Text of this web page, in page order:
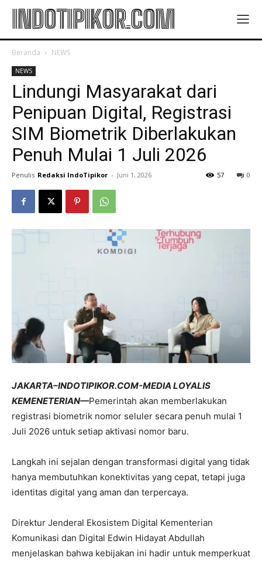
INDOTIPIKOR.COM
Beranda NEWS
NEWS
Lindungi Masyarakat dari
Penipuan Digital, Registrasi
SIM Biometrik Diberlakukan
Penuh Mulai 1 Juli 2026
Penulis Redaksi IndoTipikor - Juni 1, 2026 0
57
JAKARTA–INDOTIPIKOR.COM-MEDIA LOYALIS
KEMENETERIAN—Pemerintah akan memberlakukan
registrasi biometrik nomor seluler secara penuh mulai 1
Juli 2026 untuk setiap aktivasi nomor baru.
Langkah ini sejalan dengan transformasi digital yang tidak
hanya membutuhkan konektivitas yang cepat, tetapi juga
identitas digital yang aman dan terpercaya.
Direktur Jenderal Ekosistem Digital Kementerian
Komunikasi dan Digital Edwin Hidayat Abdullah
menjelaskan bahwa kebijakan ini hadir untuk memperkuat